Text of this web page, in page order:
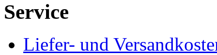
Service
Liefer- und